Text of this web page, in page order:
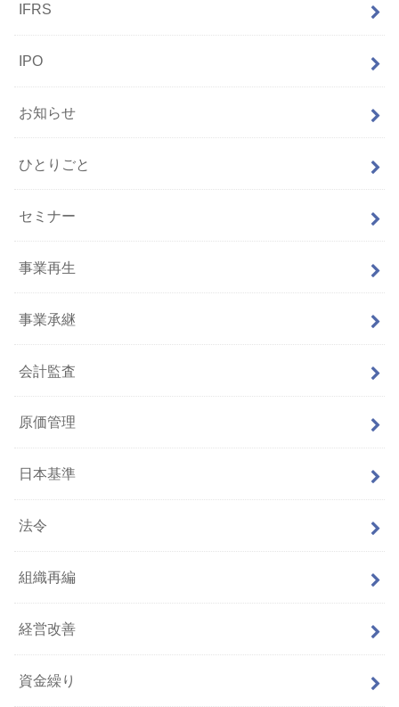
IFRS
IPO
お知らせ
ひとりごと
セミナー
事業再生
事業承継
会計監査
原価管理
日本基準
法令
組織再編
経営改善
資金繰り